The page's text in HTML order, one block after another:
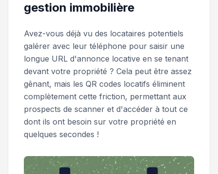
gestion immobilière
Avez-vous déjà vu des locataires potentiels
galérer avec leur téléphone pour saisir une
longue URL d'annonce locative en se tenant
devant votre propriété ? Cela peut être assez
gênant, mais les QR codes locatifs éliminent
complètement cette friction, permettant aux
prospects de scanner et d'accéder à tout ce
dont ils ont besoin sur votre propriété en
quelques secondes !